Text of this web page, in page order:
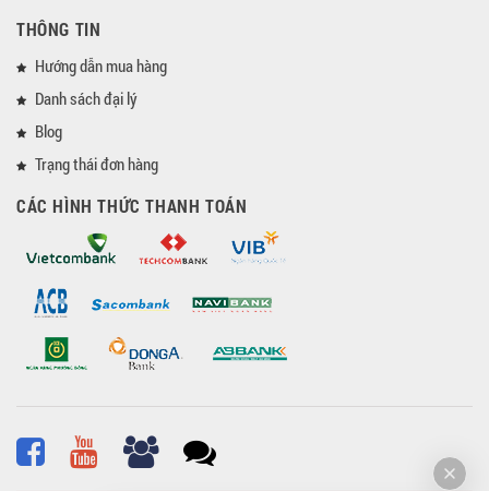
THÔNG TIN
Hướng dẫn mua hàng
Danh sách đại lý
Blog
Trạng thái đơn hàng
CÁC HÌNH THỨC THANH TOÁN